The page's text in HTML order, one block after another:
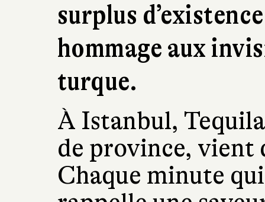
surplus
hommage aux
turque.
À Istanbul,
de province, vient
Chaque minute